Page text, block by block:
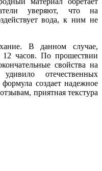
уверяют, что на
вода, к ним не
В данном случае,
12 часов. По прошествии
свойства на
отечественных
создает надежное
приятная текстура